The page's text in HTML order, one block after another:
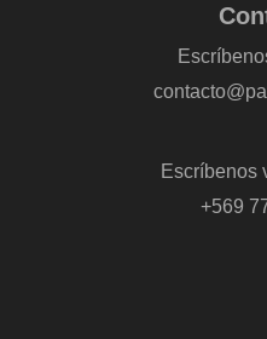
Escríbenos
+569